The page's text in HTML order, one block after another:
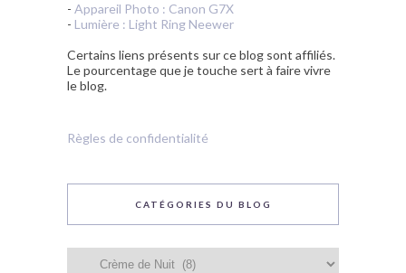
- Appareil Photo : Canon G7X
- Lumière : Light Ring Neewer
Certains liens présents sur ce blog sont affiliés.
Le pourcentage que je touche sert à faire vivre
le blog.
Règles de confidentialité
CATÉGORIES DU BLOG